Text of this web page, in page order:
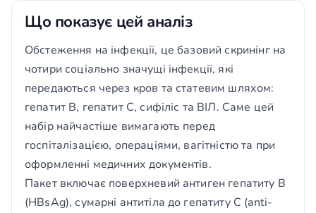
Що показує цей аналіз
Обстеження на інфекції, це базовий скринінг на
чотири соціально значущі інфекції, які
передаються через кров та статевим шляхом:
гепатит В, гепатит С, сифіліс та ВІЛ. Саме цей
набір найчастіше вимагають перед
госпіталізацією, операціями, вагітністю та при
оформленні медичних документів.
Пакет включає поверхневий антиген гепатиту В
(HBsAg), сумарні антитіла до гепатиту С (anti-